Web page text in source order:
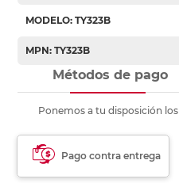
MODELO: TY323B
MPN: TY323B
Métodos de pago
Ponemos a tu disposición
Pago contra entrega